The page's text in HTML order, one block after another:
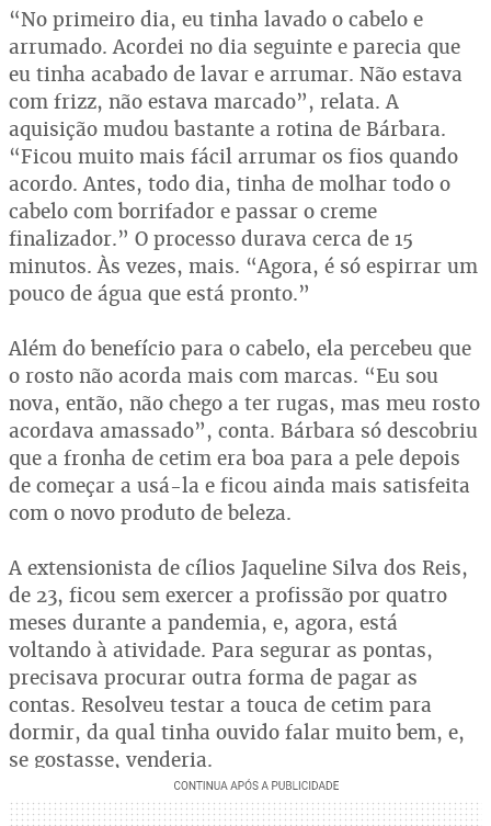
“No primeiro dia, eu tinha lavado o cabelo e
arrumado. Acordei no dia seguinte e parecia que
eu tinha acabado de lavar e arrumar. Não estava
com frizz, não estava marcado”, relata. A
aquisição mudou bastante a rotina de Bárbara.
“Ficou muito mais fácil arrumar os fios quando
acordo. Antes, todo dia, tinha de molhar todo o
cabelo com borrifador e passar o creme
finalizador.” O processo durava cerca de 15
minutos. Às vezes, mais. “Agora, é só espirrar um
pouco de água que está pronto.”
Além do benefício para o cabelo, ela percebeu que
o rosto não acorda mais com marcas. “Eu sou
nova, então, não chego a ter rugas, mas meu rosto
acordava amassado”, conta. Bárbara só descobriu
que a fronha de cetim era boa para a pele depois
de começar a usá-la e ficou ainda mais satisfeita
com o novo produto de beleza.
A extensionista de cílios Jaqueline Silva dos Reis,
de 23, ficou sem exercer a profissão por quatro
meses durante a pandemia, e, agora, está
voltando à atividade. Para segurar as pontas,
precisava procurar outra forma de pagar as
contas. Resolveu testar a touca de cetim para
dormir, da qual tinha ouvido falar muito bem, e,
se gostasse, venderia.